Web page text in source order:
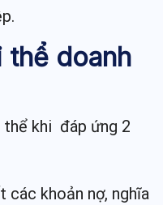
thể doanh
thể khi đáp ứng 2
các khoản nợ, nghĩa